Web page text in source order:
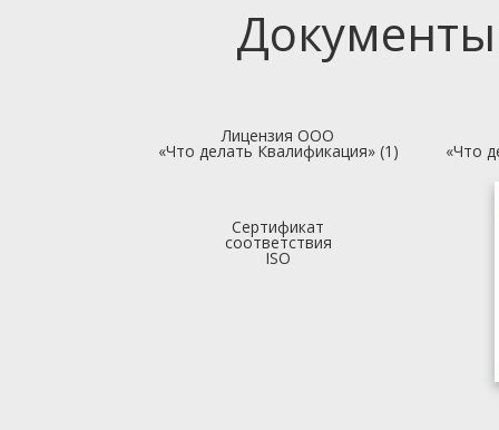
Лицензия ООО
«Что делать Квалификация» (1) «Что
Сертификат
соответствия
ISO